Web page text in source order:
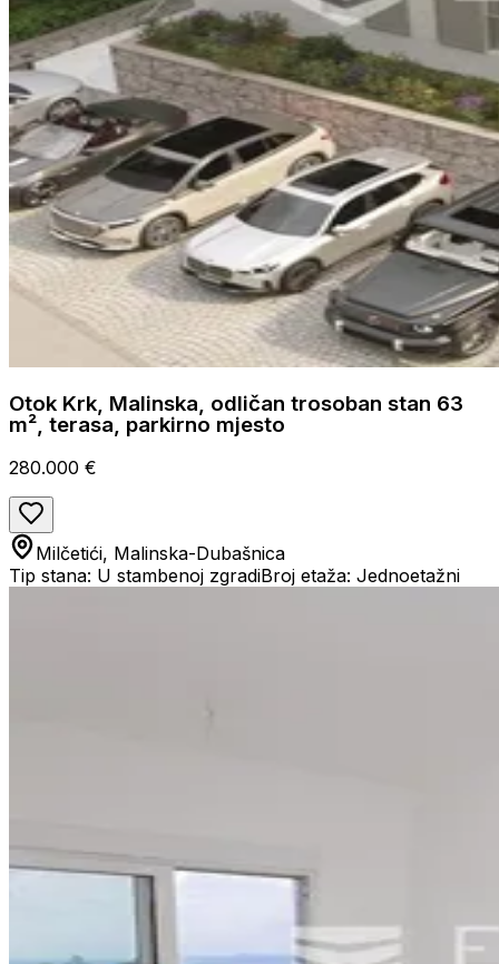
Otok Krk, Malinska, odličan trosoban stan 63
m², terasa, parkirno mjesto
280.000 €
Milčetići, Malinska-Dubašnica
Tip stana: U stambenoj zgradiBroj etaža: Jednoetažni